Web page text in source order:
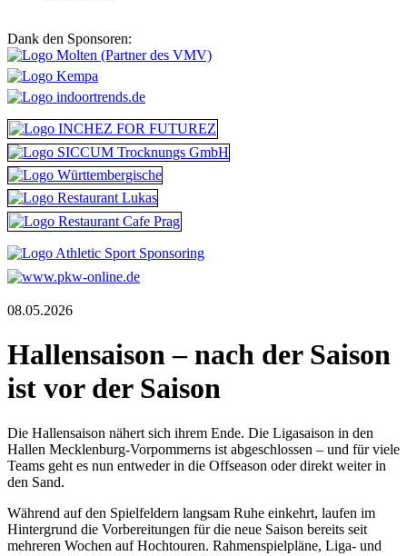
Dank den Sponsoren:
08.05.2026
Hallensaison – nach der Saison
ist vor der Saison
Die Hallensaison nähert sich ihrem Ende. Die Ligasaison in den
Hallen Mecklenburg-Vorpommerns ist abgeschlossen – und für viele
Teams geht es nun entweder in die Offseason oder direkt weiter in
den Sand.
Während auf den Spielfeldern langsam Ruhe einkehrt, laufen im
Hintergrund die Vorbereitungen für die neue Saison bereits seit
mehreren Wochen auf Hochtouren. Rahmenspielpläne, Liga- und